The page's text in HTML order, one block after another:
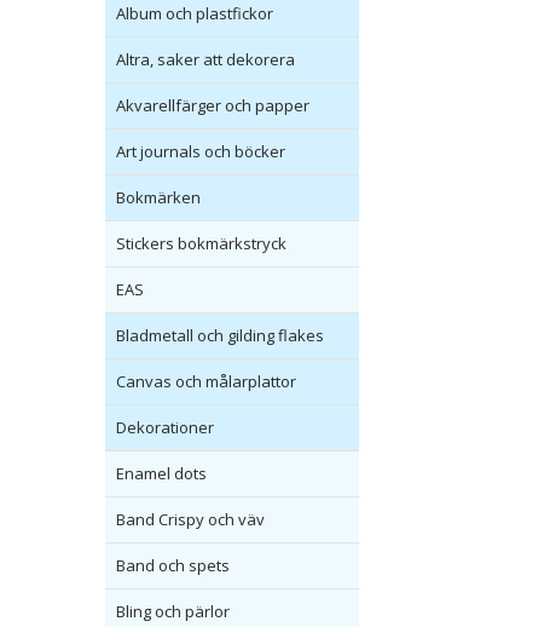
Album och plastfickor
Altra, saker att dekorera
Akvarellfärger och papper
Art journals och böcker
Bokmärken
Stickers bokmärkstryck
EAS
Bladmetall och gilding flakes
Canvas och målarplattor
Dekorationer
Enamel dots
Band Crispy och väv
Band och spets
Bling och pärlor